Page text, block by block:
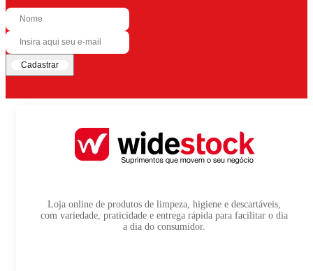
Cadastrar
Loja online de produtos de limpeza, higiene e descartáveis,
com variedade, praticidade e entrega rápida para facilitar o dia
a dia do consumidor.